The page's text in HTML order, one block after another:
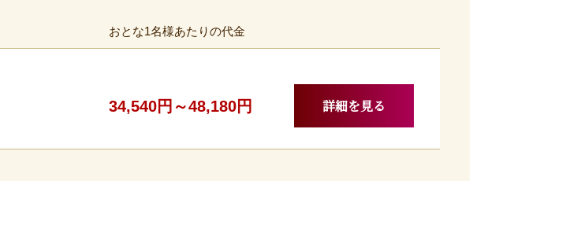
おとな1名様あたりの代金
34,540円～48,180円 詳細を見る